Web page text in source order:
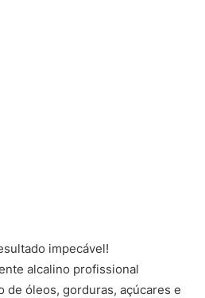
impecável!
alcalino profissional
de óleos, gorduras, açúcares e